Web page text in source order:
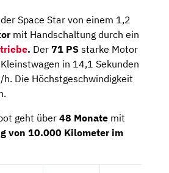
Space Star von einem 1,2
mit Handschaltung durch ein
. Der 71 PS starke Motor
in 14,1 Sekunden
Die Höchstgeschwindigkeit
geht über 48 Monate mit
von 10.000 Kilometer im